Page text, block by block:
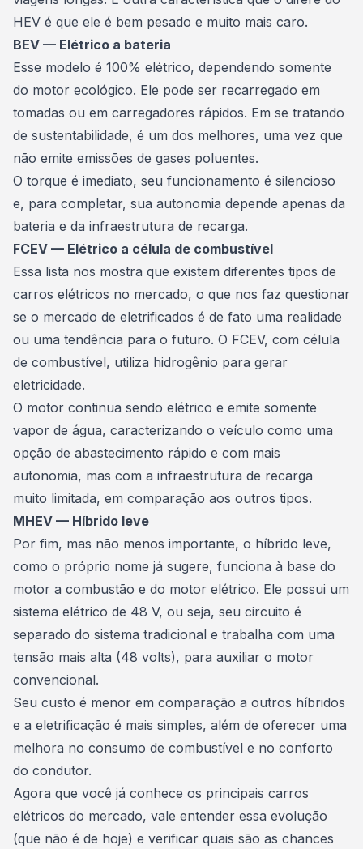
HEV é que ele é bem pesado e muito mais caro.
BEV — Elétrico a bateria
Esse modelo é 100% elétrico, dependendo somente
do motor ecológico. Ele pode ser recarregado em
tomadas ou em carregadores rápidos. Em se tratando
de sustentabilidade, é um dos melhores, uma vez que
não emite emissões de gases poluentes.
O torque é imediato, seu funcionamento é silencioso
e, para completar, sua autonomia depende apenas da
bateria e da infraestrutura de recarga.
FCEV — Elétrico a célula de combustível
Essa lista nos mostra que existem diferentes tipos de
carros elétricos no mercado, o que nos faz questionar
se o mercado de eletrificados é de fato uma realidade
ou uma tendência para o futuro. O FCEV, com célula
de combustível, utiliza hidrogênio para gerar
eletricidade.
O motor continua sendo elétrico e emite somente
vapor de água, caracterizando o veículo como uma
opção de abastecimento rápido e com mais
autonomia, mas com a infraestrutura de recarga
muito limitada, em comparação aos outros tipos.
MHEV — Híbrido leve
Por fim, mas não menos importante, o híbrido leve,
como o próprio nome já sugere, funciona à base do
motor a combustão e do motor elétrico. Ele possui um
sistema elétrico de 48 V, ou seja, seu circuito é
separado do sistema tradicional e trabalha com uma
tensão mais alta (48 volts), para auxiliar o motor
convencional.
Seu custo é menor em comparação a outros híbridos
e a eletrificação é mais simples, além de oferecer uma
melhora no consumo de combustível e no conforto
do condutor.
Agora que você já conhece os principais carros
elétricos do mercado, vale entender essa evolução
(que não é de hoje) e verificar quais são as chances